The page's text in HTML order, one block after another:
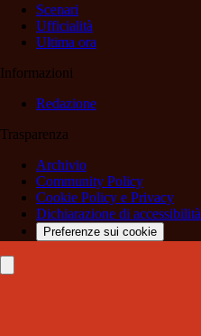
Scenari
Ufficialità
Ultima ora
Informazioni
Redazione
Trasparenza
Archivio
Community Policy
Cookie Policy e Privacy
Dichiarazione di accessibilità
Preferenze sui cookie